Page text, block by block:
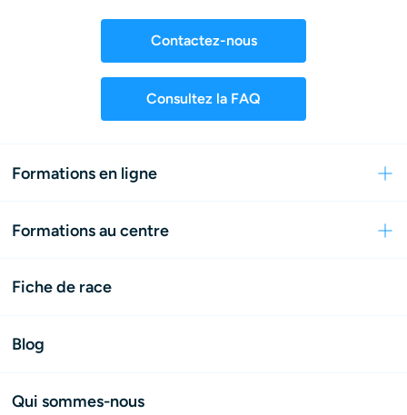
Contactez-nous
Consultez la FAQ
Formations en ligne
Formations au centre
Fiche de race
Blog
Qui sommes-nous